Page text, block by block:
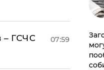
– ГСЧС
07:59